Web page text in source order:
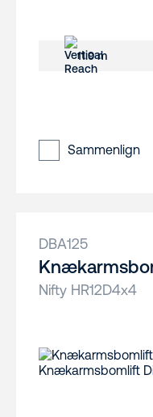
11.9 m
Sammenlign
DBA125
Nifty HR12D4x4